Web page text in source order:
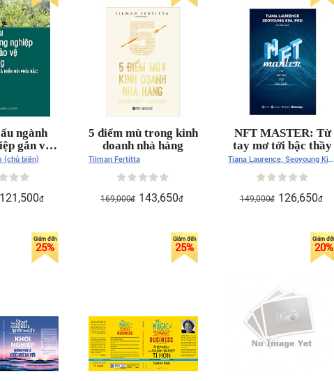
ngành
gắn với
trường
du và
phía Bắc
khảo)
(chủ biên)
121,500đ
5 điểm mù trong kinh
doanh nhà hàng
Tilman Fertitta
169,000đ 143,650đ
NFT MASTER: Từ
tay mơ tới bậc thầy
Tiana Laurence; Seoyoung Kim,
149,000đ 126,650đ
25% 25% 20%